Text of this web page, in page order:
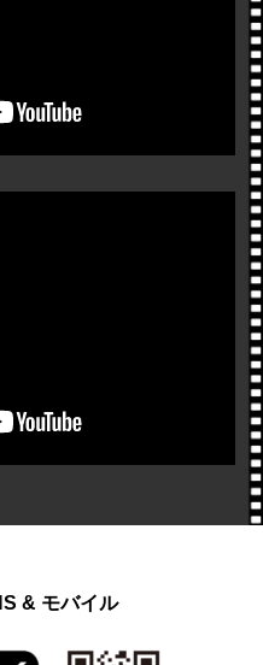
& モバイル